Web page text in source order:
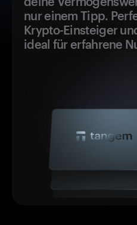
nur einem Tipp.
Krypto-Einsteiger
ideal für erfahrene